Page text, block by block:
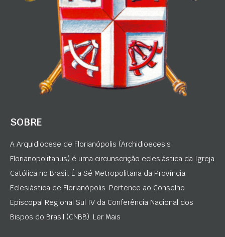
SOBRE
A Arquidiocese de Florianópolis (Archidioecesis
Florianopolitanus) é uma circunscrição eclesiástica da Igreja
Católica no Brasil. É a Sé Metropolitana da Província
Eclesiástica de Florianópolis. Pertence ao Conselho
Episcopal Regional Sul IV da Conferência Nacional dos
Bispos do Brasil (CNBB). Ler Mais